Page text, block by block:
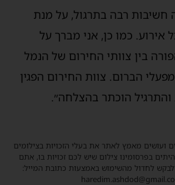
חשיבות רבה בתרגול, על מנת
אירוע. כמו כן, אני מברך על
בין צוותי החירום של הנמל
הברום. צוות החירום הפגין
והתרגיל הוכתר בהצלחה״.
ועושים מאמץ לאתר את בעלי הזכויות בצילומים
בפרסומינו צילום שיש לכם זכויות בו, אתם
לחדול מהשימוש באמצעות כתובת המייל: